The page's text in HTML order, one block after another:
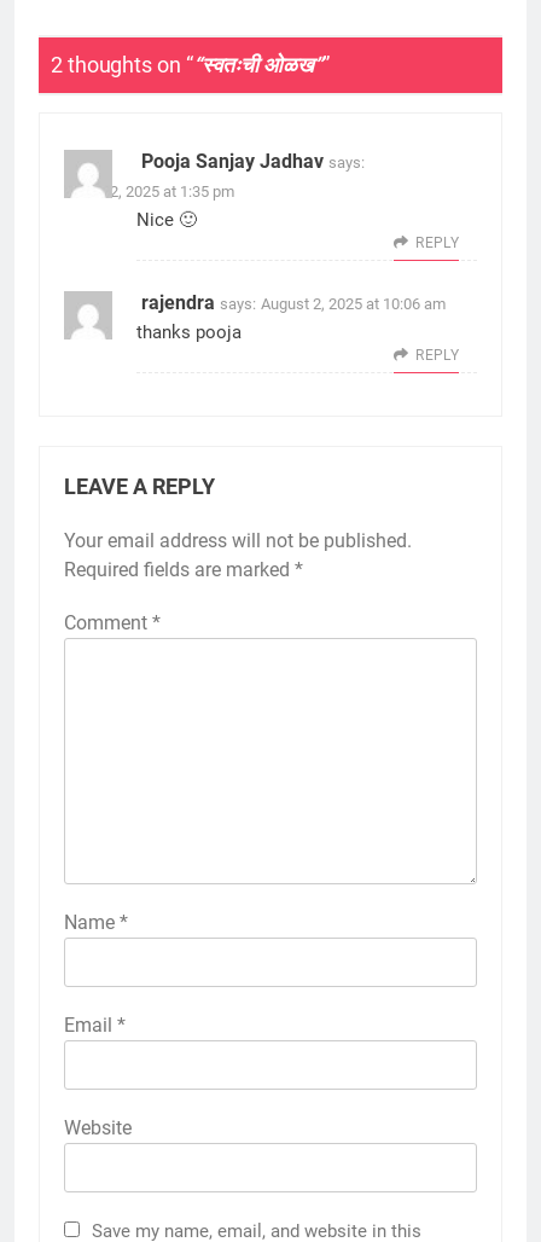
2 thoughts on ““स्वतःची ओळख””
Pooja Sanjay Jadhav says:
June 12, 2025 at 1:35 pm
Nice 🙂
REPLY
rajendra says: August 2, 2025 at 10:06 am
thanks pooja
REPLY
LEAVE A REPLY
Your email address will not be published.
Required fields are marked *
Comment *
Name *
Email *
Website
Save my name, email, and website in this